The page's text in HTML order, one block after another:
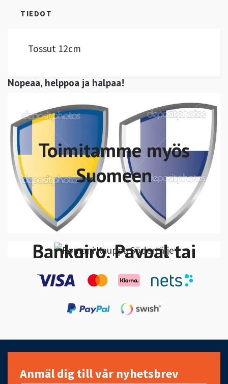
Nopeaa, helppoa ja halpaa!
Toimitamme myös
Suomeen
Voit maksaa Swish,
VISA/MasterCard
Bankgiro, Paypal tai
Klarna Lasku-Maksa
30 päivän kuluessa
TIEDOT
Tossut 12cm
Anmäl dig till vår nyhetsbrev